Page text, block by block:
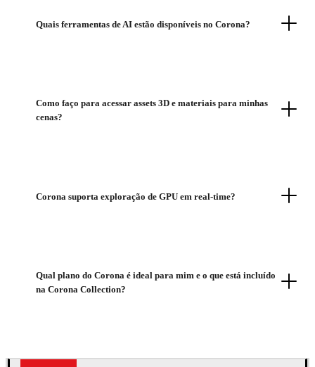
Quais ferramentas de AI estão disponíveis no Corona?
Como faço para acessar assets 3D e materiais para minhas
cenas?
Corona suporta exploração de GPU em real-time?
Qual plano do Corona é ideal para mim e o que está incluído
na Corona Collection?